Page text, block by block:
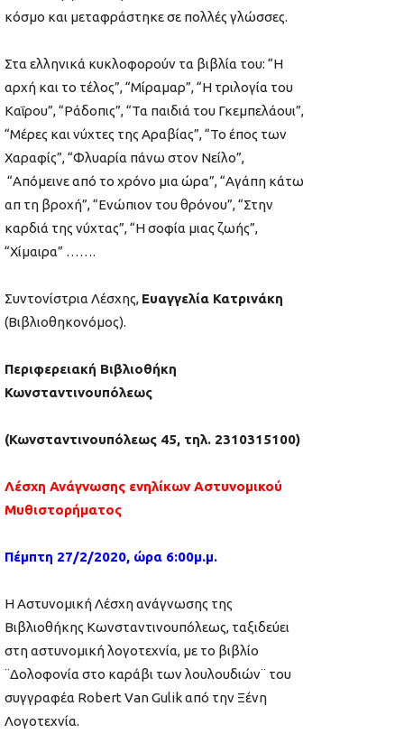
κόσμο και μεταφράστηκε σε πολλές γλώσσες.
Στα ελληνικά κυκλοφορούν τα βιβλία του: “Η
αρχή και το τέλος”, “Μίραμαρ”, “Η τριλογία του
Καΐρου”, “Ράδοπις”, “Τα παιδιά του Γκεμπελάουι”,
“Μέρες και νύχτες της Αραβίας”, “Το έπος των
Χαραφίς”, “Φλυαρία πάνω στον Νείλο”,
“Απόμεινε από το χρόνο μια ώρα”, “Αγάπη κάτω
απ τη βροχή”, “Ενώπιον του θρόνου”, “Στην
καρδιά της νύχτας”, “Η σοφία μιας ζωής”,
“Χίμαιρα” …….
Συντονίστρια Λέσχης, Ευαγγελία Κατρινάκη
(Βιβλιοθηκονόμος).
Περιφερειακή Βιβλιοθήκη
Κωνσταντινουπόλεως
(Κωνσταντινουπόλεως 45, τηλ. 2310315100)
Λέσχη Ανάγνωσης ενηλίκων Αστυνομικού
Μυθιστορήματος
Πέμπτη 27/2/2020, ώρα 6:00μ.μ.
H Αστυνομική Λέσχη ανάγνωσης της
Βιβλιοθήκης Κωνσταντινουπόλεως, ταξιδεύει
στη αστυνομική λογοτεχνία, με το βιβλίο
¨Δολοφονία στο καράβι των λουλουδιών¨ του
συγγραφέα Robert Van Gulik από την Ξένη
Λογοτεχνία.